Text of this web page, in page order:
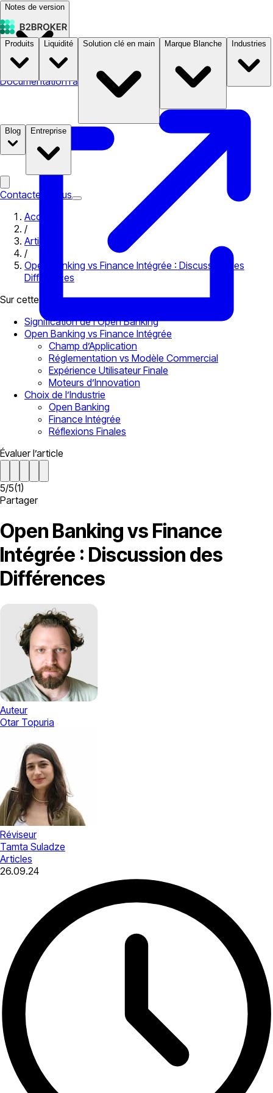
Notes de version
DocumentationTarifs B2STORE
Produits Liquidité Solution clé en main Marque Blanche Industries
Blog Entreprise
Contactez-nous
Accueil
/
Articles
/
Open Banking vs Finance Intégrée : Discussion des
Différences
Sur cette page
Signification de l’Open Banking
Open Banking vs Finance Intégrée
Champ d’Application
Réglementation vs Modèle Commercial
Expérience Utilisateur Finale
Moteurs d’Innovation
Choix de l’Industrie
Open Banking
Finance Intégrée
Réflexions Finales
Évaluer l’article
5/5(1)
Partager
Open Banking vs Finance
Intégrée : Discussion des
Différences
Auteur
Otar Topuria
Réviseur
Tamta Suladze
Articles
26.09.24